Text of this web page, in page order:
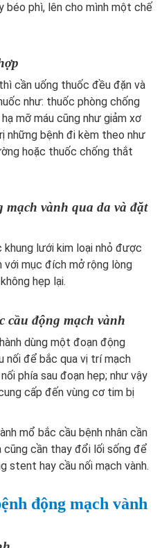
béo phì, lên cho mình một chế
cần uống thuốc đều đặn và
như: thuốc phòng chống
mỡ máu cũng như giảm xơ
những bệnh đi kèm theo như
hoặc thuốc chống thắt
mạch vành qua da và đặt
lưới kim loại nhỏ được
mục đích mở rộng lòng
hẹp lại.
cầu động mạch vành
dùng một đoạn động
nối để bắc qua vị trí mạch
phía sau đoạn hẹp; như vậy
cấp đến vùng cơ tim bị
mổ bắc cầu bệnh nhân cần
cũng cần thay đổi lối sống để
stent hay cầu nối mạch vành.
động mạch vành